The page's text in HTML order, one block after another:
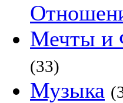
Мечты и
(33)
Музыка